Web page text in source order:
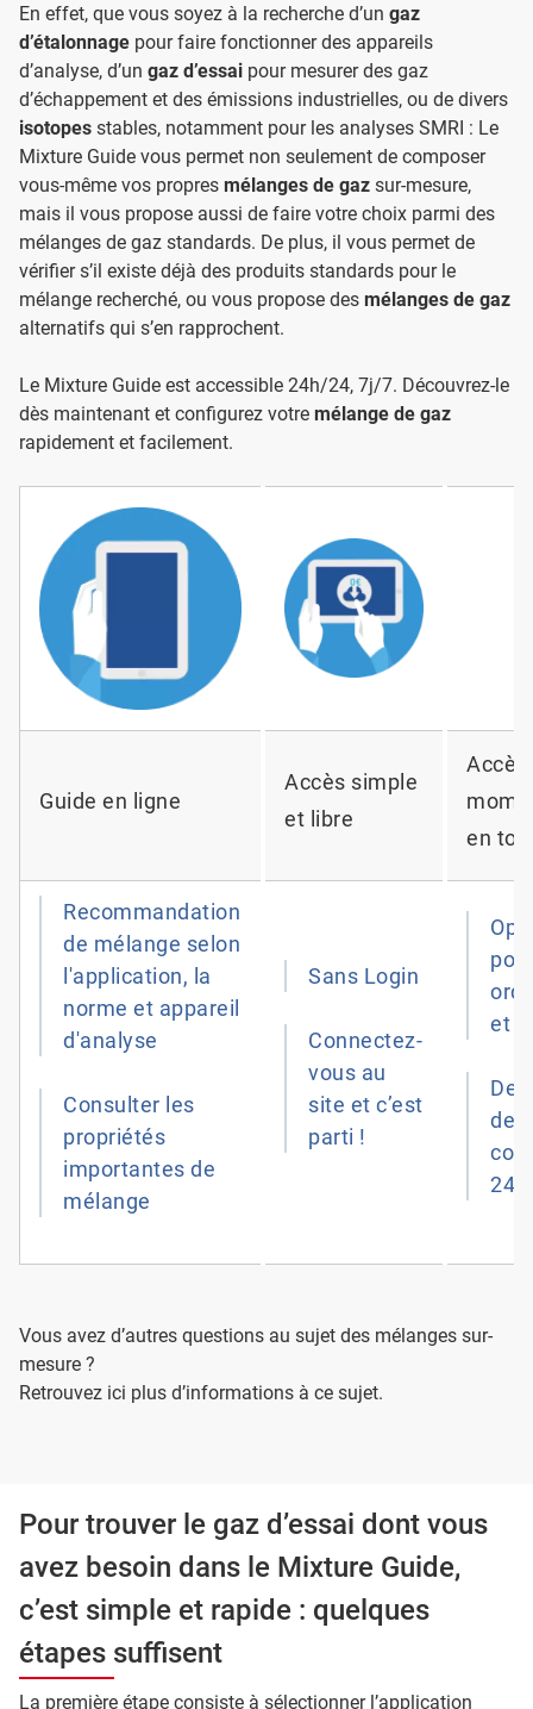
En effet, que vous soyez à la recherche d’un gaz
d’étalonnage pour faire fonctionner des appareils
d’analyse, d’un gaz d’essai pour mesurer des gaz
d’échappement et des émissions industrielles, ou de divers
isotopes stables, notamment pour les analyses SMRI : Le
Mixture Guide vous permet non seulement de composer
vous-même vos propres mélanges de gaz sur-mesure,
mais il vous propose aussi de faire votre choix parmi des
mélanges de gaz standards. De plus, il vous permet de
vérifier s’il existe déjà des produits standards pour le
mélange recherché, ou vous propose des mélanges de gaz
alternatifs qui s’en rapprochent.
Le Mixture Guide est accessible 24h/24, 7j/7. Découvrez-le
dès maintenant et configurez votre mélange de gaz
rapidement et facilement.
Guide en ligne
Accès simple
et libre
en
Recommandation
de mélange selon
l'application, la
norme et appareil
d'analyse
Consulter les
propriétés
importantes de
mélange
Sans Login
Connectez-
vous au
site et c’est
parti !
et
de
Vous avez d’autres questions au sujet des mélanges sur-
mesure ?
Retrouvez ici plus d’informations à ce sujet.
Pour trouver le gaz d’essai dont vous
avez besoin dans le Mixture Guide,
c’est simple et rapide : quelques
étapes suffisent
La première étape consiste à sélectionner l’application